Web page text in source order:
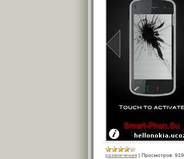
развлечения | Просмотров: 919